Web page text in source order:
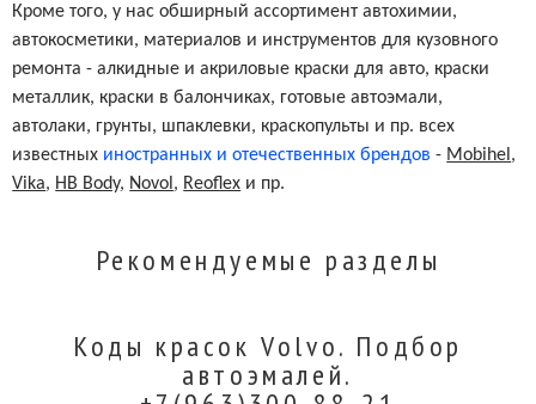
Кроме того, у нас обширный ассортимент автохимии,
автокосметики, материалов и инструментов для кузовного
ремонта - алкидные и акриловые краски для авто, краски
металлик, краски в балончиках, готовые автоэмали,
автолаки, грунты, шпаклевки, краскопульты и пр. всех
известных иностранных и отечественных брендов - Mobihel ,
Vika, HB Body, Novol , Reoflex и пр.
Рекомендуемые разделы
Коды красок Volvo. Подбор
автоэмалей.